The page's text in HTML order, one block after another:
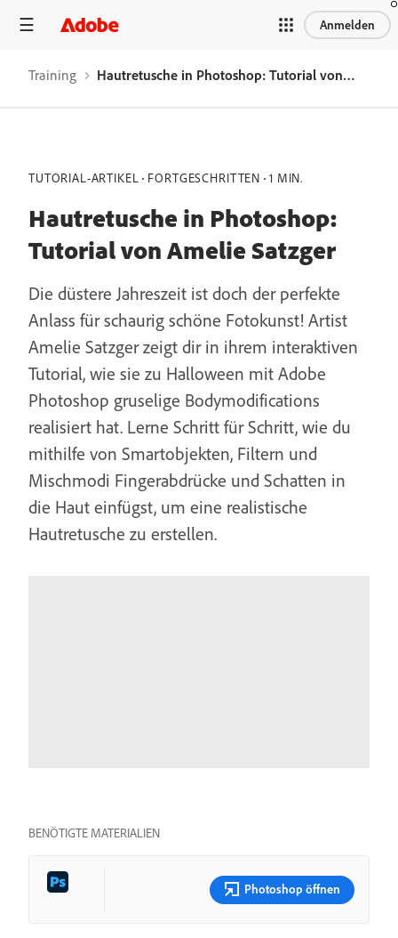
Anmelden
Training Hautretusche in Photoshop: Tutorial von Amelie Satzger
TUTORIAL-ARTIKEL FORTGESCHRITTEN 1 MIN.
Hautretusche in Photoshop:
Tutorial von Amelie Satzger
Die düstere Jahreszeit ist doch der perfekte
Anlass für schaurig schöne Fotokunst! Artist
Amelie Satzger zeigt dir in ihrem interaktiven
Tutorial, wie sie zu Halloween mit Adobe
Photoshop gruselige Bodymodifications
realisiert hat. Lerne Schritt für Schritt, wie du
mithilfe von Smartobjekten, Filtern und
Mischmodi Fingerabdrücke und Schatten in
die Haut einfügst, um eine realistische
Hautretusche zu erstellen.
BENÖTIGTE MATERIALIEN
Photoshop öffnen